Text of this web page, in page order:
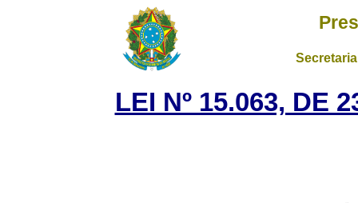
LEI Nº 15.063, DE